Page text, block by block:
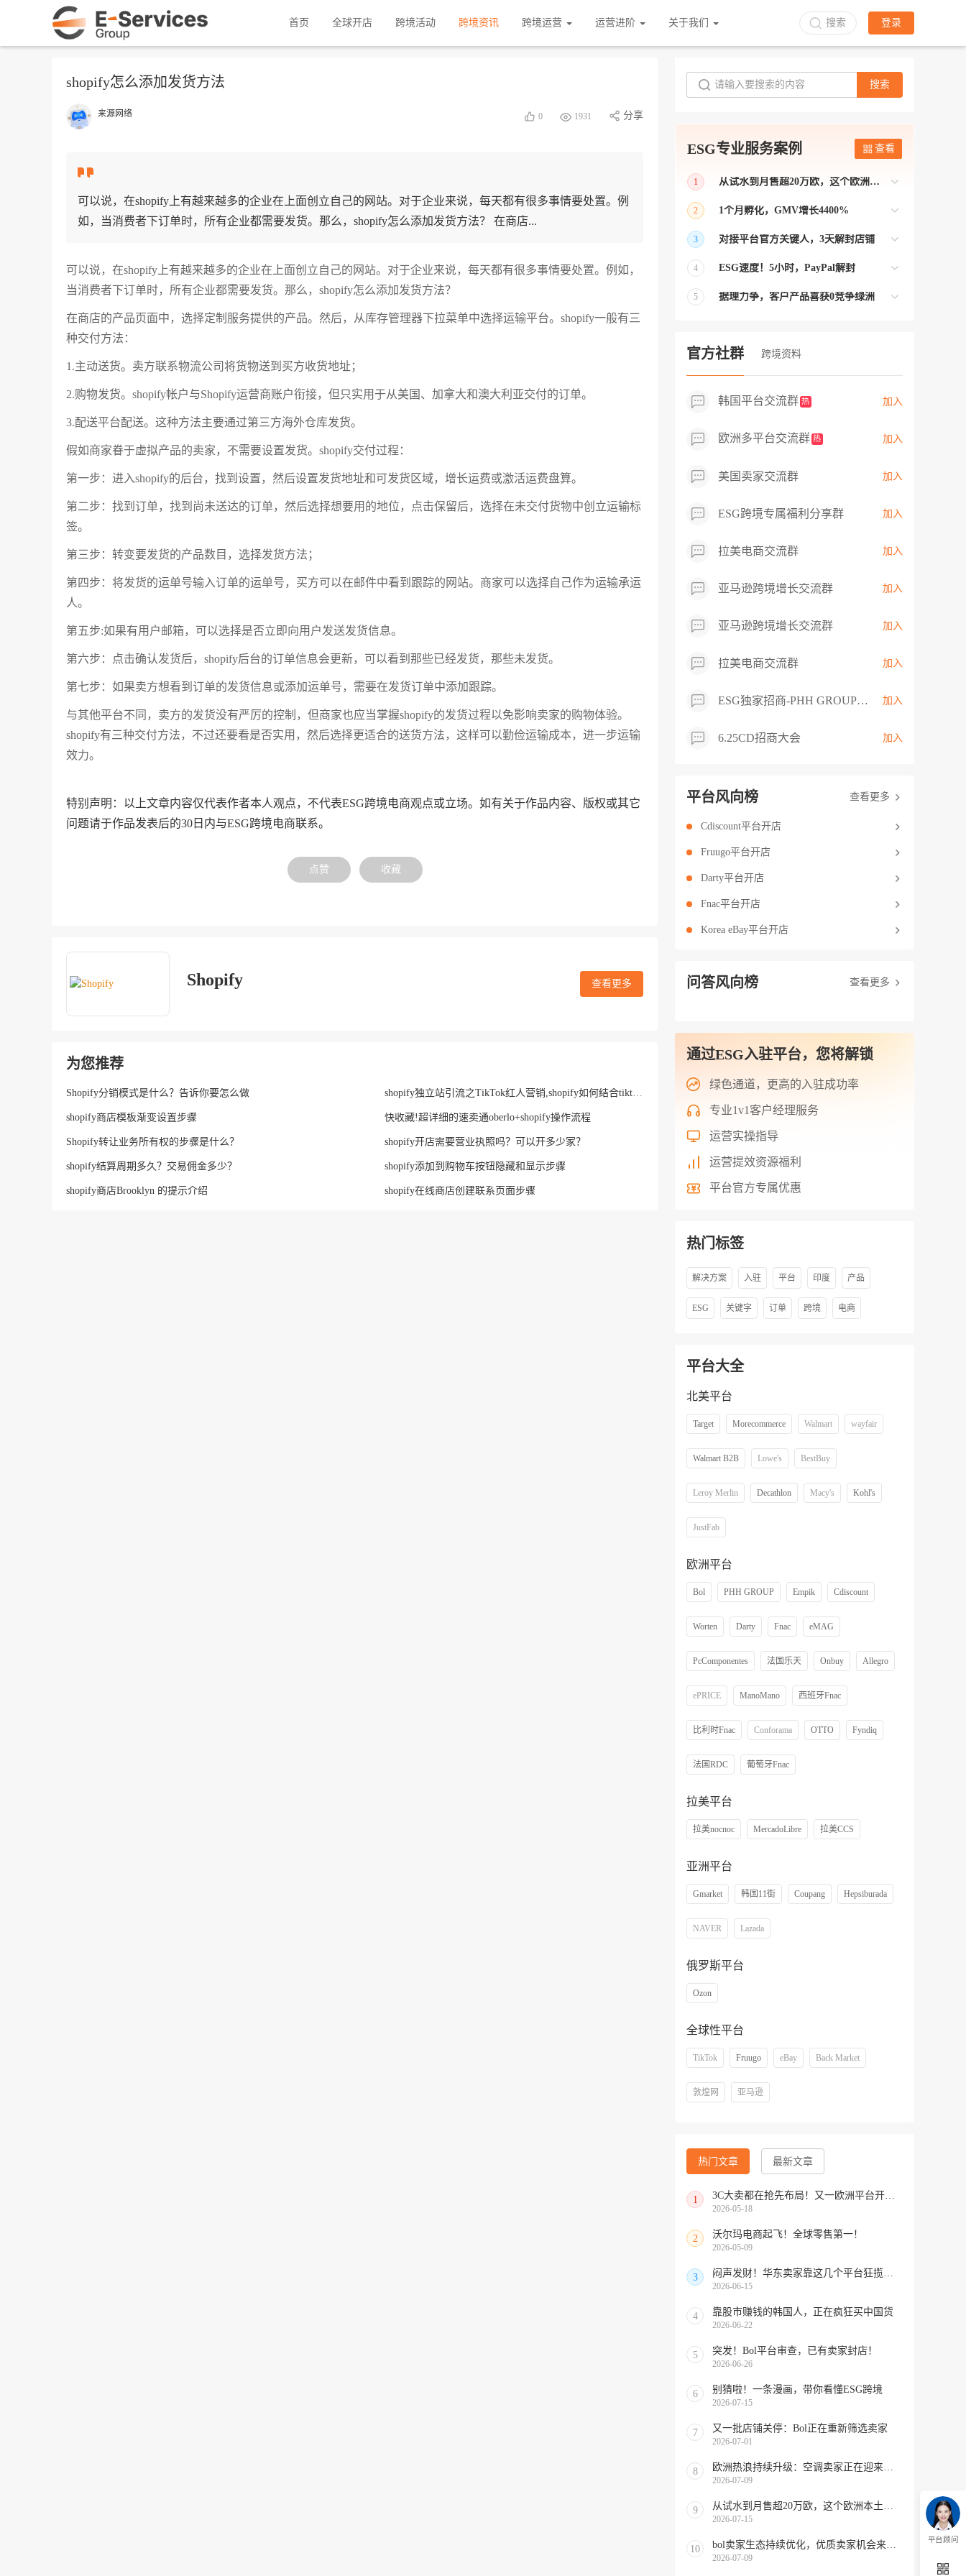
首页 全球开店 跨境活动 跨境资讯 跨境运营 运营进阶 关于我们 搜索 登录
shopify怎么添加发货方法
来源网络 0 1931 分享
可以说，在shopify上有越来越多的企业在上面创立自己的网站。对于企业来说，每天都有很多事情要处置。例
如，当消费者下订单时，所有企业都需要发货。那么，shopify怎么添加发货方法？ 在商店...
可以说，在shopify上有越来越多的企业在上面创立自己的网站。对于企业来说，每天都有很多事情要处置。例如，
当消费者下订单时，所有企业都需要发货。那么，shopify怎么添加发货方法？
在商店的产品页面中，选择定制服务提供的产品。然后，从库存管理器下拉菜单中选择运输平台。shopify一般有三
种交付方法：
1.主动送货。卖方联系物流公司将货物送到买方收货地址；
2.购物发货。shopify帐户与Shopify运营商账户衔接，但只实用于从美国、加拿大和澳大利亚交付的订单。
3.配送平台配送。这种方法主要通过第三方海外仓库发货。
假如商家眷于虚拟产品的卖家，不需要设置发货。shopify交付过程：
第一步：进入shopify的后台，找到设置，然后设置发货地址和可发货区域，增长运费或激活运费盘算。
第二步：找到订单，找到尚未送达的订单，然后选择想要用的地位，点击保留后，选择在未交付货物中创立运输标
签。
第三步：转变要发货的产品数目，选择发货方法；
第四步：将发货的运单号输入订单的运单号，买方可以在邮件中看到跟踪的网站。商家可以选择自己作为运输承运
人。
第五步:如果有用户邮箱，可以选择是否立即向用户发送发货信息。
第六步：点击确认发货后，shopify后台的订单信息会更新，可以看到那些已经发货，那些未发货。
第七步：如果卖方想看到订单的发货信息或添加运单号，需要在发货订单中添加跟踪。
与其他平台不同，卖方的发货没有严厉的控制，但商家也应当掌握shopify的发货过程以免影响卖家的购物体验。
shopify有三种交付方法，不过还要看是否实用，然后选择更适合的送货方法，这样可以勤俭运输成本，进一步运输
效力。
特别声明：以上文章内容仅代表作者本人观点，不代表ESG跨境电商观点或立场。如有关于作品内容、版权或其它
问题请于作品发表后的30日内与ESG跨境电商联系。
点赞 收藏
Shopify 查看更多
为您推荐
Shopify分销模式是什么？告诉你要怎么做 shopify独立站引流之TikTok红人营销,shopify如何结合tiktok引流
shopify商店模板渐变设置步骤 快收藏!超详细的速卖通oberlo+shopify操作流程
Shopify转让业务所有权的步骤是什么？ shopify开店需要营业执照吗？可以开多少家？
shopify结算周期多久？交易佣金多少？ shopify添加到购物车按钮隐藏和显示步骤
shopify商店Brooklyn 的提示介绍 shopify在线商店创建联系页面步骤
搜索
ESG专业服务案例 查看
1
从试水到月售超20万欧，这个欧洲本土平台被低估了
2
1个月孵化，GMV增长4400%
业】 >> Gmarket卖家店铺经过ESG跨境客
3
对接平台官方关键人，3天解封店铺
跨境帮我解决了韩国平台店铺异常问题
4
ESG速度！5小时，PayPal解封
ESG拥有Paypal支付和Onbuy平台双绿通道
5
据理力争，客户产品喜获0竞争绿洲
取机会，卖家成功上架市场热卖而平台稀
缺产品，拓展了西班牙新商机！
官方社群 跨境资料
韩国平台交流群 热 加入
欧洲多平台交流群 热 加入
美国卖家交流群 加入
ESG跨境专属福利分享群 加入
拉美电商交流群 加入
亚马逊跨境增长交流群 加入
亚马逊跨境增长交流群 加入
拉美电商交流群 加入
ESG独家招商-PHH GROUP卖家交流群 加入
6.25CD招商大会 加入
平台风向榜 查看更多
Cdiscount平台开店
Fruugo平台开店
Darty平台开店
Fnac平台开店
Korea eBay平台开店
问答风向榜 查看更多
通过ESG入驻平台，您将解锁
绿色通道，更高的入驻成功率
专业1v1客户经理服务
运营实操指导
运营提效资源福利
平台官方专属优惠
热门标签
解决方案 入驻 平台 印度 产品
ESG 关键字 订单 跨境 电商
平台大全
北美平台
Target Morecommerce Walmart wayfair
Walmart B2B Lowe's BestBuy
Leroy Merlin Decathlon Macy's Kohl's
JustFab
欧洲平台
Bol PHH GROUP Empik Cdiscount
Worten Darty Fnac eMAG
PcComponentes 法国乐天 Onbuy Allegro
ePRICE ManoMano 西班牙Fnac
比利时Fnac Conforama OTTO Fyndiq
法国RDC 葡萄牙Fnac
拉美平台
拉美nocnoc MercadoLibre 拉美CCS
亚洲平台
Gmarket 韩国11街 Coupang Hepsiburada
NAVER Lazada
俄罗斯平台
Ozon
全球性平台
TikTok Fruugo eBay Back Market
敦煌网 亚马逊
热门文章 最新文章
1 3C大卖都在抢先布局！又一欧洲平台开放中国招商
2026-05-18
2 沃尔玛电商起飞！全球零售第一！
2026-05-09
3 闷声发财！华东卖家靠这几个平台狂揽北美订单，华南机会来了！
2026-06-15
4 靠股市赚钱的韩国人，正在疯狂买中国货
2026-06-22
5 突发！Bol平台审查，已有卖家封店！
2026-06-26
6 别猜啦！一条漫画，带你看懂ESG跨境
2026-07-15
7 又一批店铺关停：Bol正在重新筛选卖家
2026-07-01
8 欧洲热浪持续升级：空调卖家正在迎来窗口期！
2026-07-09
9 从试水到月售超20万欧，这个欧洲本土平台被低估了
2026-07-15
10 bol卖家生态持续优化，优质卖家机会来啦！
2026-07-09
平台顾问